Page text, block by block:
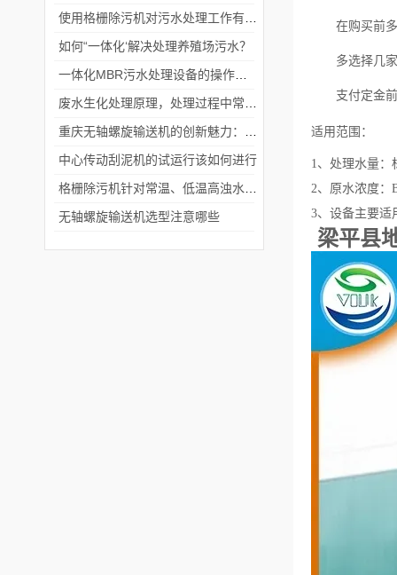
在购买前
多选择几
支付定金
适用范围 ：
1、处理水量：
2、原水浓度：
3、设备主要适
梁平县
如何“一体化‘解决处理养殖场污水？
中心传动刮泥机的试运行该如何进行
无轴螺旋输送机选型注意哪些